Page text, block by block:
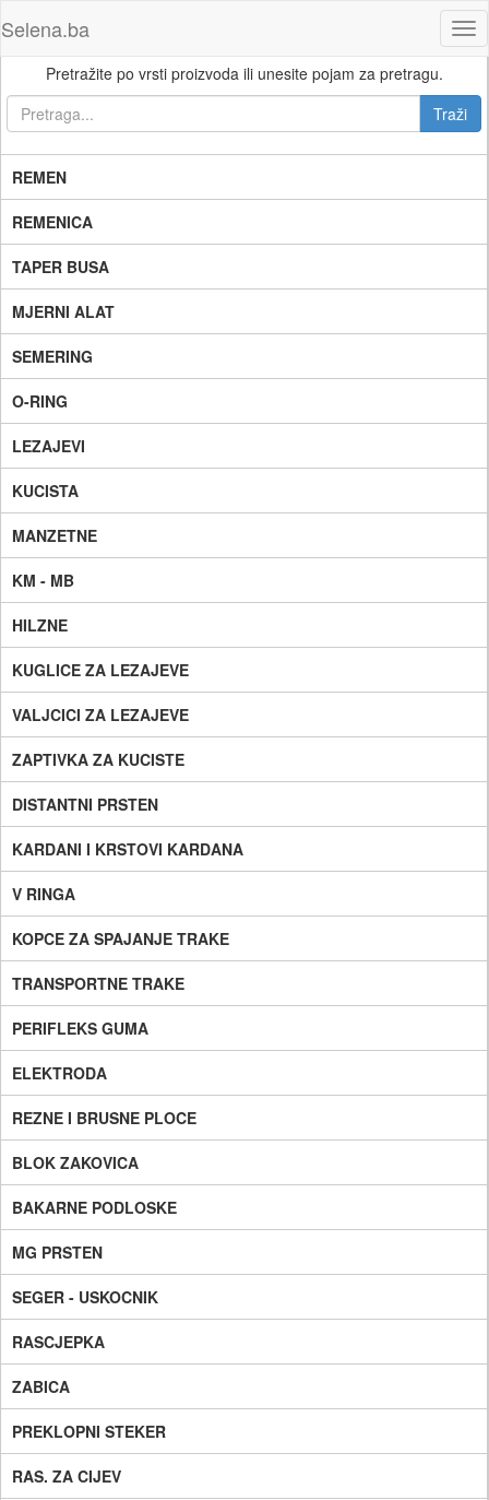
Selena.ba
Pretražite po vrsti proizvoda ili unesite pojam za pretragu.
REMEN
REMENICA
TAPER BUSA
MJERNI ALAT
SEMERING
O-RING
LEZAJEVI
KUCISTA
MANZETNE
KM - MB
HILZNE
KUGLICE ZA LEZAJEVE
VALJCICI ZA LEZAJEVE
ZAPTIVKA ZA KUCISTE
DISTANTNI PRSTEN
KARDANI I KRSTOVI KARDANA
V RINGA
KOPCE ZA SPAJANJE TRAKE
TRANSPORTNE TRAKE
PERIFLEKS GUMA
ELEKTRODA
REZNE I BRUSNE PLOCE
BLOK ZAKOVICA
BAKARNE PODLOSKE
MG PRSTEN
SEGER - USKOCNIK
RASCJEPKA
ZABICA
PREKLOPNI STEKER
RAS. ZA CIJEV